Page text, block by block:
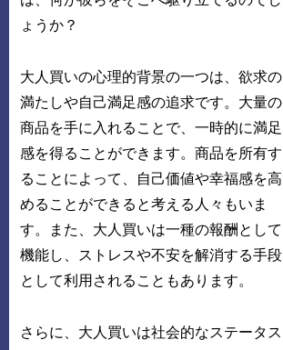
ょうか？
大人買いの心理的背景の一つは、欲求の
満たしや自己満足感の追求です。大量の
商品を手に入れることで、一時的に満足
感を得ることができます。商品を所有す
ることによって、自己価値や幸福感を高
めることができると考える人々もいま
す。また、大人買いは一種の報酬として
機能し、ストレスや不安を解消する手段
として利用されることもあります。
さらに、大人買いは社会的なステータス